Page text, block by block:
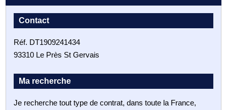
Contact
Réf. DT1909241434
93310 Le Près St Gervais
Ma recherche
Je recherche tout type de contrat, dans toute la France,